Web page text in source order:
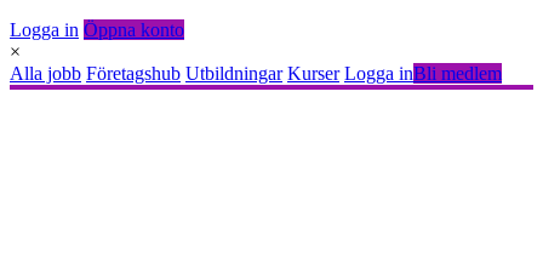
Logga in Öppna konto
×
Alla jobb Företagshub Utbildningar Kurser Logga inBli medlem